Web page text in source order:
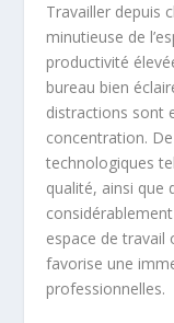
Travailler depuis
minutieuse de
productivité
bureau bien
distractions sont
concentration. De
technologiques
qualité, ainsi que
espace de travail
favorise une
professionnelles.